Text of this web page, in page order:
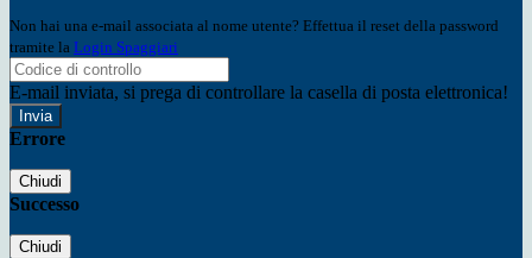
Non hai una e-mail associata al nome utente? Effettua il reset della password
tramite la Login Spaggiari
E-mail inviata, si prega di controllare la casella di posta elettronica!
Errore
Chiudi
Successo
Chiudi